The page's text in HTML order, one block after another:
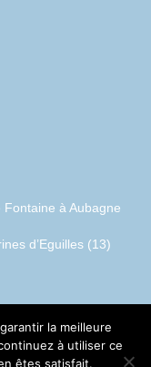
à Aubagne
d’Eguilles (13)
la meilleure
à utiliser ce
êtes satisfait.